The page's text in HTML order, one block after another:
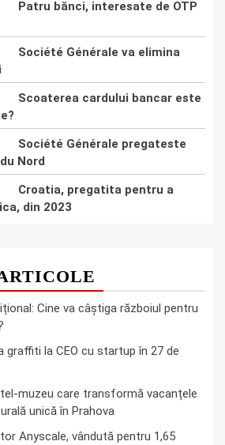
Patru bănci, interesate de OTP
Société Générale va elimina
Scoaterea cardului bancar este
Société Générale pregateste
Nord
Croatia, pregatita pentru a
din 2023
Cine va câștiga războiul pentru
graffiti la CEO cu startup în 27 de
muzeu care transformă vacanțele
unică în Prahova
Anyscale, vândută pentru 1,65